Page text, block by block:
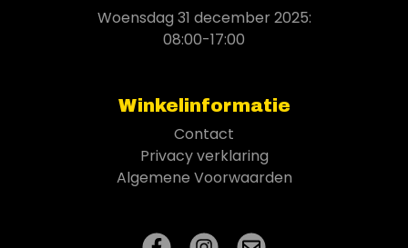
Woensdag 31 december 2025:
08:00-17:00
Winkelinformatie
Contact
Privacy verklaring
Algemene Voorwaarden